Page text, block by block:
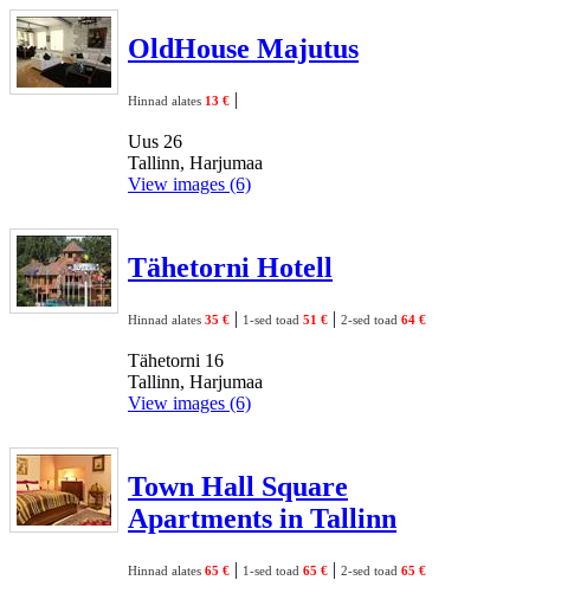
OldHouse Majutus
Hinnad alates 13 € |
Uus 26
Tallinn, Harjumaa
View images (6)
Tähetorni Hotell
Hinnad alates 35 € | 1-sed toad 51 € | 2-sed toad 64 €
Tähetorni 16
Tallinn, Harjumaa
View images (6)
Town Hall Square
Apartments in Tallinn
Hinnad alates 65 € | 1-sed toad 65 € | 2-sed toad 65 €